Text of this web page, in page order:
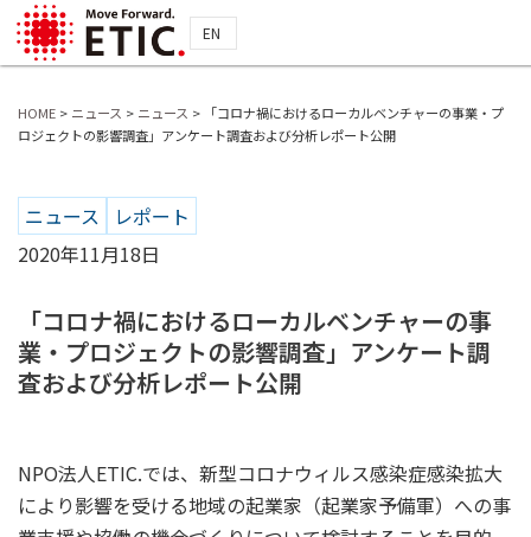
EN
HOME > ニュース > ニュース >
「コロナ禍におけるローカルベンチャーの事業・プ
ロジェクトの影響調査」アンケート調査および分析レポート公開
ニュース
レポート
2020年11月18日
「コロナ禍におけるローカルベンチャーの事
業・プロジェクトの影響調査」アンケート調
査および分析レポート公開
NPO法人ETIC.では、新型コロナウィルス感染症感染拡大
により影響を受ける地域の起業家（起業家予備軍）への事